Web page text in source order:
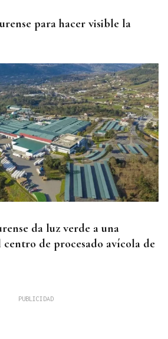
para hacer visible la
da luz verde a una
de procesado avícola de